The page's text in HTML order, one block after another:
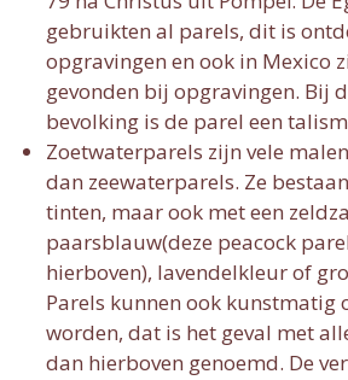
gebruikten al parels, dit is
opgravingen en ook in Mexico
gevonden bij opgravingen. Bij
bevolking is de parel een
Zoetwaterparels zijn vele
dan zeewaterparels. Ze
tinten, maar ook met een
paarsblauw(deze peacock
hierboven), lavendelkleur of
Parels kunnen ook kunstmatig
worden, dat is het geval met
dan hierboven genoemd. De